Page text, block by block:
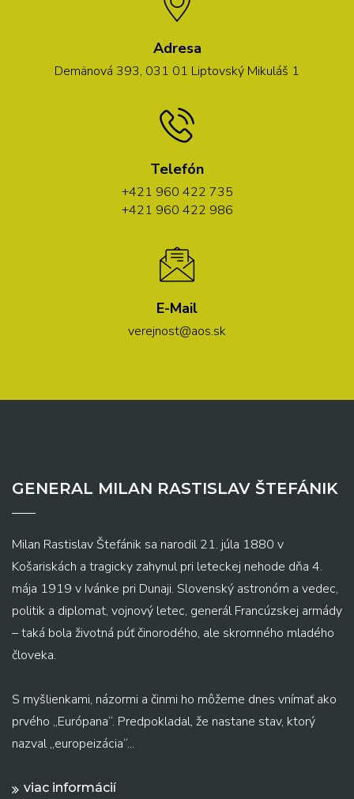
Adresa
Demänová 393, 031 01 Liptovský Mikuláš 1
Telefón
+421 960 422 735
+421 960 422 986
E-Mail
verejnost@aos.sk
GENERAL MILAN RASTISLAV ŠTEFÁNIK
Milan Rastislav Štefánik sa narodil 21. júla 1880 v
Košariskách a tragicky zahynul pri leteckej nehode dňa 4.
mája 1919 v Ivánke pri Dunaji. Slovenský astronóm a vedec,
politik a diplomat, vojnový letec, generál Francúzskej armády
– taká bola životná púť činorodého, ale skromného mladého
človeka.
S myšlienkami, názormi a činmi ho môžeme dnes vnímať ako
prvého „Európana“. Predpokladal, že nastane stav, ktorý
nazval „europeizácia“...
viac informácií